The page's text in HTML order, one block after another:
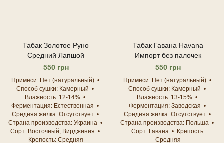
Табак Золотое Руно
Средний Лапшой
550 грн
Примеси
Нет (натуральный)
Способ сушки
Камерный
Влажность 12-14%
Ферментация
Естественная
Средняя жилка Отсутствует
Страна производства Украина
Сорт Восточный, Вирджиния
Крепость Средняя
Табак Гавана Havana
Импорт без палочек
550 грн
Примеси
Нет (натуральный)
Способ сушки
Камерный
Влажность 13-15%
Ферментация Заводская
Средняя жилка Отсутствует
Страна производства Польша
Сорт
Гавана
Крепость
Средняя